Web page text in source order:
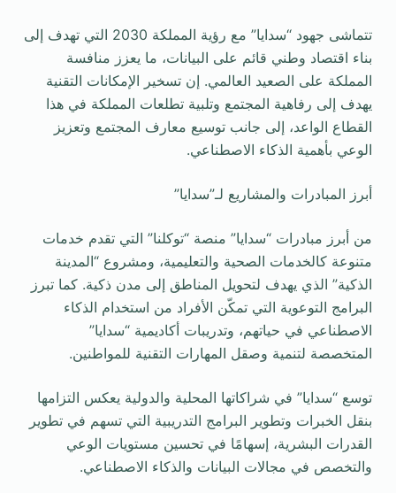
تتماشى جهود “سدايا” مع رؤية المملكة 2030 التي تهدف إلى
بناء اقتصاد وطني قائم على البيانات، ما يعزز منافسة
المملكة على الصعيد العالمي. إن تسخير الإمكانات التقنية
يهدف إلى رفاهية المجتمع وتلبية تطلعات المملكة في هذا
القطاع الواعد، إلى جانب توسيع معارف المجتمع وتعزيز
الوعي بأهمية الذكاء الاصطناعي.
أبرز المبادرات والمشاريع لـ”سدايا”
من أبرز مبادرات “سدايا” منصة “توكلنا” التي تقدم خدمات
متنوعة كالخدمات الصحية والتعليمية، ومشروع “المدينة
الذكية” الذي يهدف لتحويل المناطق إلى مدن ذكية. كما تبرز
البرامج التوعوية التي تمكّن الأفراد من استخدام الذكاء
الاصطناعي في حياتهم، وتدريبات أكاديمية “سدايا”
المتخصصة لتنمية وصقل المهارات التقنية للمواطنين.
توسع “سدايا” في شراكاتها المحلية والدولية يعكس التزامها
بنقل الخبرات وتطوير البرامج التدريبية التي تسهم في تطوير
القدرات البشرية، إسهامًا في تحسين مستويات الوعي
والتخصص في مجالات البيانات والذكاء الاصطناعي.